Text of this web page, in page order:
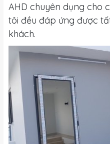
AHD chuyên dụng cho
tôi đều đáp ứng được
khách.